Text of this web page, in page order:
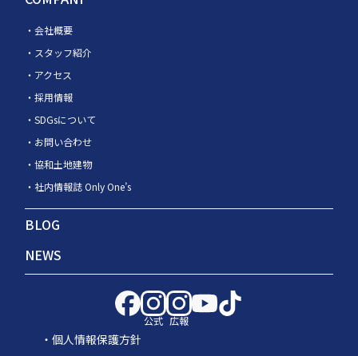
会社概要
スタッフ紹介
アクセス
採用情報
SDGsについて
お問い合わせ
協和土地建物
社内情報誌 Only One’s
BLOG
NEWS
公式 広報
個人情報保護方針